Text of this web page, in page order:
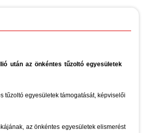
után az önkéntes tűzoltó egyesületek
tűzoltó egyesületek támogatását, képviselői
az önkéntes egyesületek elismerést